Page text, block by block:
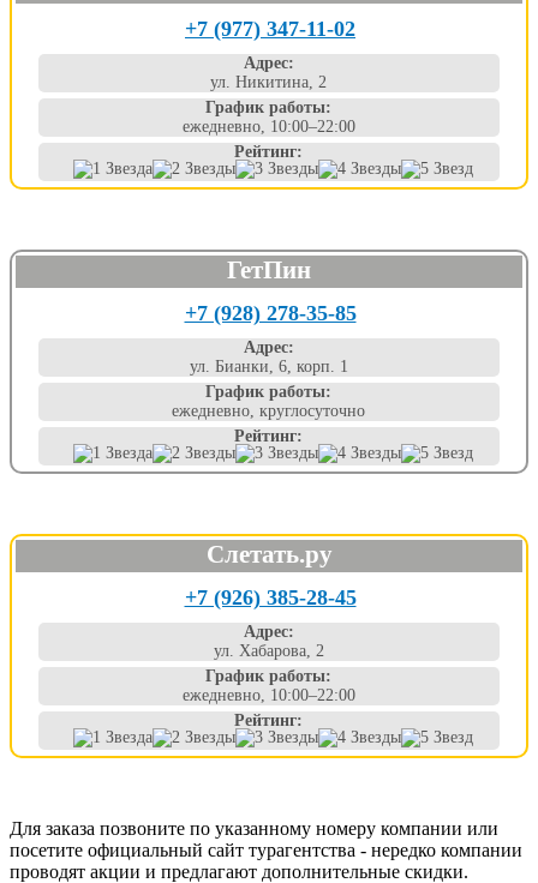
+7 (977) 347-11-02
Адрес:
ул. Никитина, 2
График работы:
ежедневно, 10:00–22:00
Рейтинг:
ГетПин
+7 (928) 278-35-85
Адрес:
ул. Бианки, 6, корп. 1
График работы:
ежедневно, круглосуточно
Рейтинг:
Слетать.ру
+7 (926) 385-28-45
Адрес:
ул. Хабарова, 2
График работы:
ежедневно, 10:00–22:00
Рейтинг:
Для заказа позвоните по указанному номеру компании или
посетите официальный сайт турагентства - нередко компании
проводят акции и предлагают дополнительные скидки.